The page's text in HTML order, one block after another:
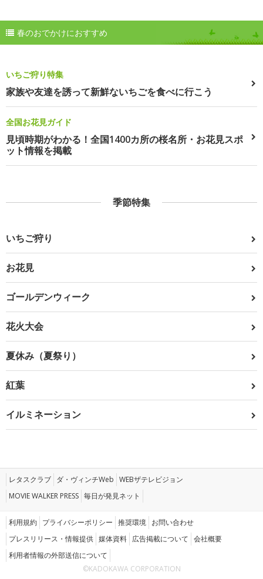
春のおでかけにおすすめ
いちご狩り特集
家族や友達を誘って新鮮ないちごを食べに行こう
全国お花見ガイド
見頃時期がわかる！全国1400カ所の桜名所・お花見スポ
ット情報を掲載
季節特集
いちご狩り
お花見
ゴールデンウィーク
花火大会
夏休み（夏祭り）
紅葉
イルミネーション
レタスクラブ ダ・ヴィンチWeb WEBザテレビジョン
MOVIE WALKER PRESS 毎日が発見ネット
利用規約 プライバシーポリシー 推奨環境 お問い合わせ
プレスリリース・情報提供 媒体資料 広告掲載について 会社概要
利用者情報の外部送信について
©KADOKAWA CORPORATION